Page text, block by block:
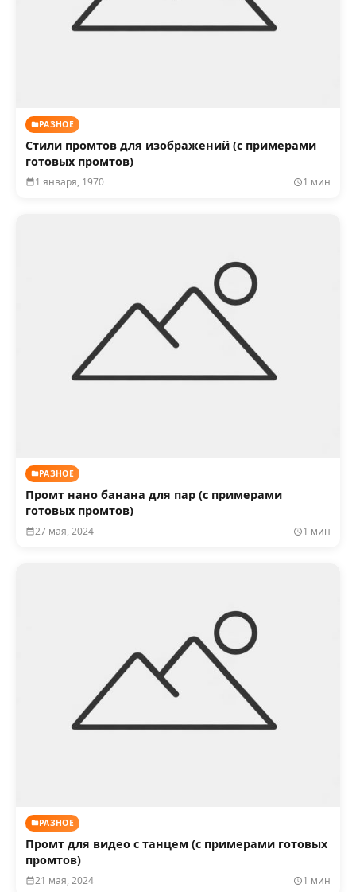
РАЗНОЕ
Стили промтов для изображений (с примерами
готовых промтов)
1 января, 1970 1 мин
РАЗНОЕ
Промт нано банана для пар (с примерами
готовых промтов)
27 мая, 2024 1 мин
РАЗНОЕ
Промт для видео с танцем (с примерами готовых
промтов)
21 мая, 2024 1 мин